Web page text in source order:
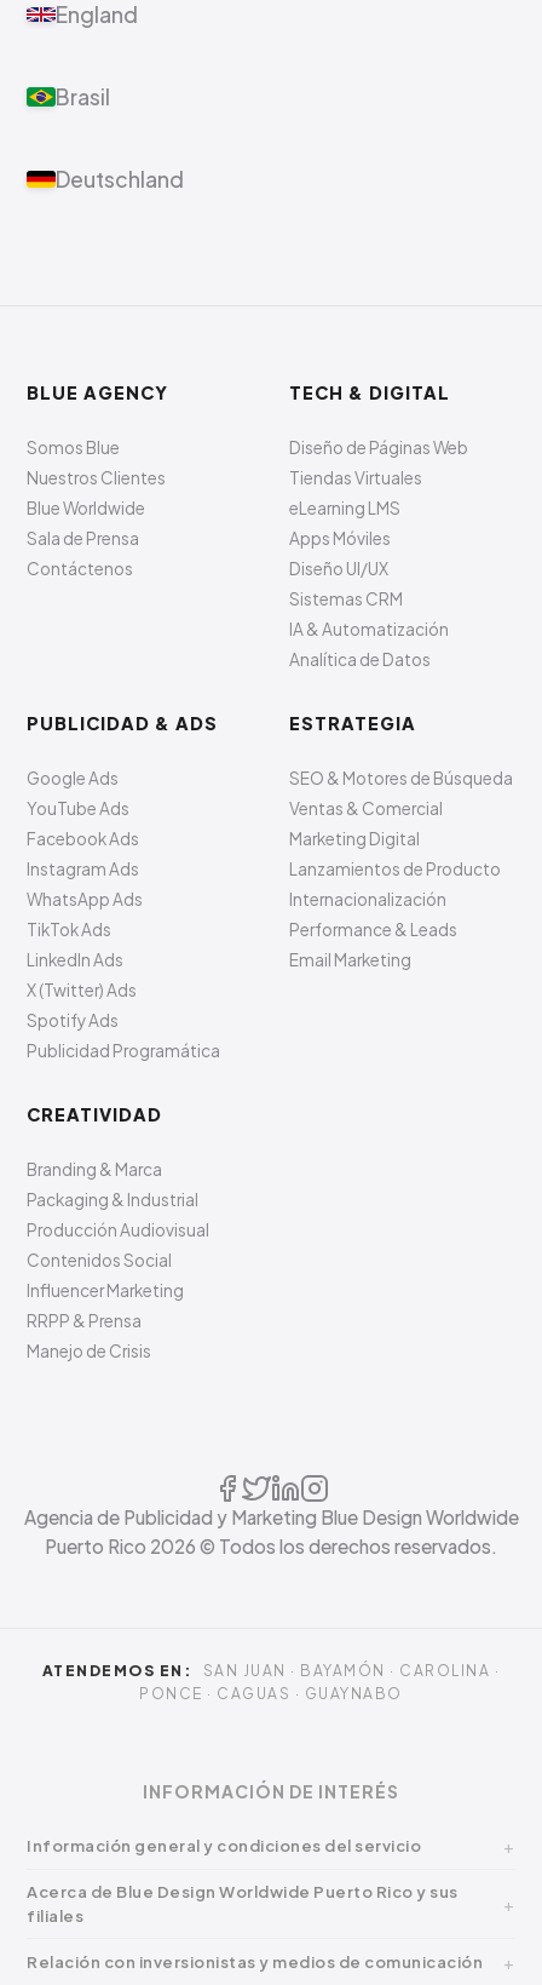
England
Brasil
Deutschland
BLUE AGENCY
Somos Blue
Nuestros Clientes
Blue Worldwide
Sala de Prensa
Contáctenos
TECH & DIGITAL
Diseño de Páginas Web
Tiendas Virtuales
eLearning LMS
Apps Móviles
Diseño UI/UX
Sistemas CRM
IA & Automatización
Analítica de Datos
PUBLICIDAD & ADS
Google Ads
YouTube Ads
Facebook Ads
Instagram Ads
WhatsApp Ads
TikTok Ads
LinkedIn Ads
X (Twitter) Ads
Spotify Ads
Publicidad Programática
ESTRATEGIA
SEO & Motores de Búsqueda
Ventas & Comercial
Marketing Digital
Lanzamientos de Producto
Internacionalización
Performance & Leads
Email Marketing
CREATIVIDAD
Branding & Marca
Packaging & Industrial
Producción Audiovisual
Contenidos Social
Influencer Marketing
RRPP & Prensa
Manejo de Crisis
Agencia de Publicidad y Marketing Blue Design Worldwide
Puerto Rico 2026 © Todos los derechos reservados.
ATENDEMOS EN:
SAN JUAN · BAYAMÓN · CAROLINA ·
PONCE · CAGUAS · GUAYNABO
INFORMACIÓN DE INTERÉS
Información general y condiciones del servicio
Acerca de Blue Design Worldwide Puerto Rico y sus
filiales
Relación con inversionistas y medios de comunicación